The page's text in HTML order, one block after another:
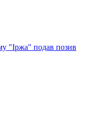
"Іржа" подав позив